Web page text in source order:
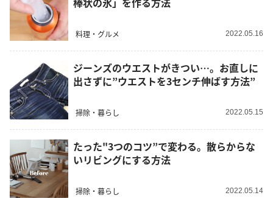
料理・グルメ 2022.05.16
ジーンズのウエストがきつい…。お直しに
出さずに”ウエストを3センチ伸ばす方法”
掃除・暮らし 2022.05.15
たった"3つのコツ”で変わる。散らからな
いリビングにする方法
掃除・暮らし 2022.05.14